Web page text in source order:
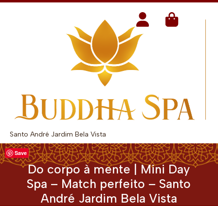
Santo André Jardim Bela Vista
Do corpo à mente | Mini Day
Spa – Match perfeito – Santo
André Jardim Bela Vista
Save